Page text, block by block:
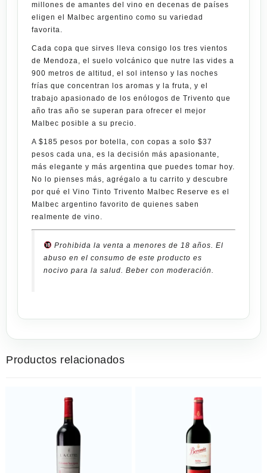
millones de amantes del vino en decenas de países
eligen el Malbec argentino como su variedad
favorita.
Cada copa que sirves lleva consigo los tres vientos
de Mendoza, el suelo volcánico que nutre las vides a
900 metros de altitud, el sol intenso y las noches
frías que concentran los aromas y la fruta, y el
trabajo apasionado de los enólogos de Trivento que
año tras año se superan para ofrecer el mejor
Malbec posible a su precio.
A $185 pesos por botella , con copas a solo $37
pesos cada una
, es la decisión más apasionante,
más elegante y más argentina que puedes tomar hoy.
No lo pienses más, agrégalo a tu carrito y descubre
por qué el Vino Tinto Trivento Malbec Reserve es el
Malbec argentino favorito de quienes saben
realmente de vino.
Prohibida la venta a menores de 18 años. El
abuso en el consumo de este producto es
nocivo para la salud. Beber con moderación.
Productos relacionados